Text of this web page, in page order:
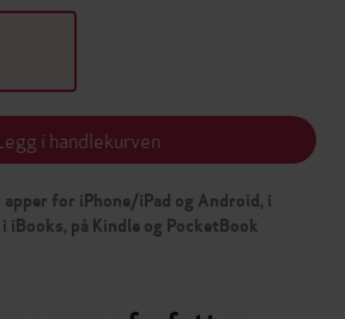
i handlekurven
apper for iPhone/iPad og Android, i
iBooks, på Kindle og PocketBook